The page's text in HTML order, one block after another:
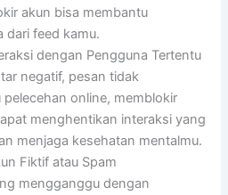
akun bisa membantu
dari feed kamu.
dengan Pengguna Tertentu
negatif, pesan tidak
online, memblokir
menghentikan interaksi yang
menjaga kesehatan mentalmu.
Fiktif atau Spam
mengganggu dengan